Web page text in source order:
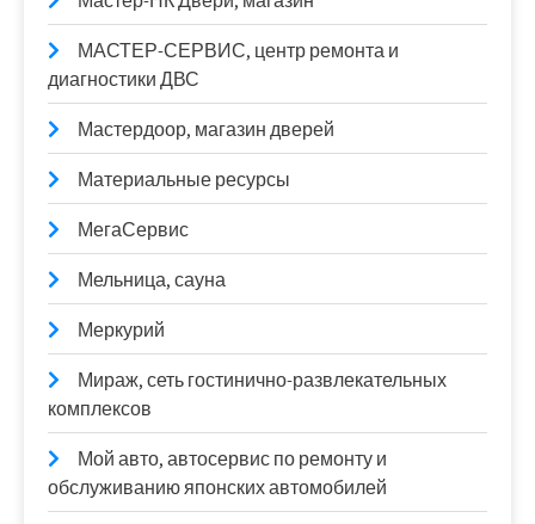
МАСТЕР-СЕРВИС, центр ремонта и
диагностики ДВС
Мастердоор, магазин дверей
Материальные ресурсы
МегаСервис
Мельница, сауна
Меркурий
Мираж, сеть гостинично-развлекательных
комплексов
Мой авто, автосервис по ремонту и
обслуживанию японских автомобилей